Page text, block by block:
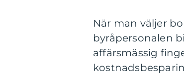
När man väljer
byråpersonalen
affärsmässig